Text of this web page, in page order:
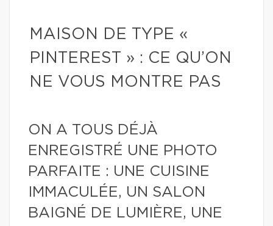
MAISON DE TYPE «
PINTEREST » : CE QU’ON
NE VOUS MONTRE PAS
ON A TOUS DÉJÀ
ENREGISTRÉ UNE PHOTO
PARFAITE : UNE CUISINE
IMMACULÉE, UN SALON
BAIGNÉ DE LUMIÈRE, UNE